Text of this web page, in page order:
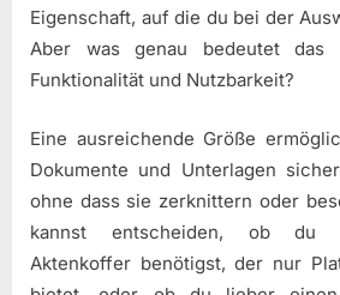
Eigenschaft, auf die du bei der
Aber was genau bedeutet
Funktionalität und Nutzbarkeit?
Eine ausreichende Größe
Dokumente und Unterlagen
ohne dass sie zerknittern oder
kannst entscheiden, ob du
Aktenkoffer benötigst, der nur